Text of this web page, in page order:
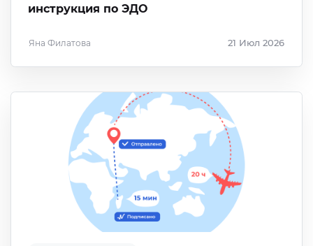
инструкция по ЭДО
Яна Филатова 21 Июл 2026